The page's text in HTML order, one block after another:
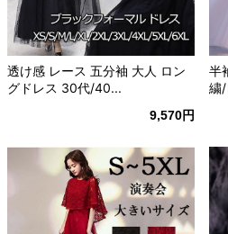
透け感 レース 五分袖 大人 ロン
グドレス 30代/40...
9,570円
半
繍/